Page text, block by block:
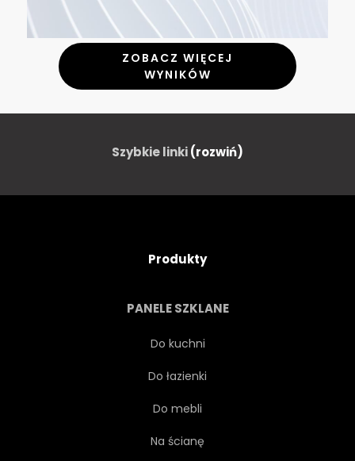
ZOBACZ WIĘCEJ
WYNIKÓW
Szybkie linki(rozwiń)
Produkty
PANELE SZKLANE
Do kuchni
Do łazienki
Do mebli
Na ścianę